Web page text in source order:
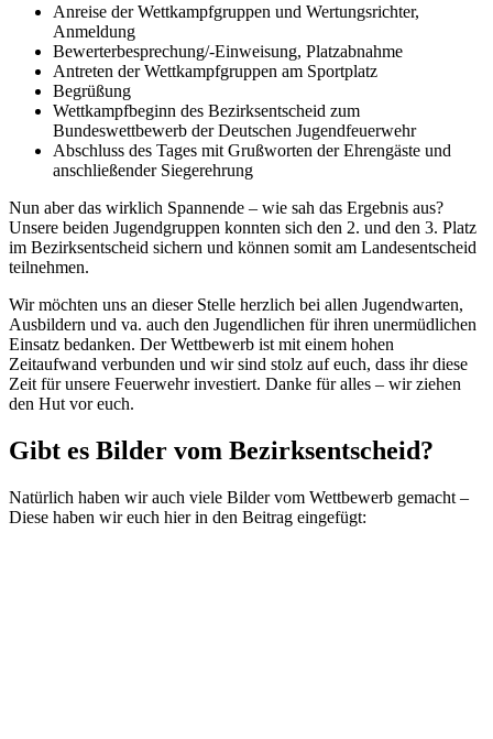
Anreise der Wettkampfgruppen und Wertungsrichter,
Anmeldung
Bewerterbesprechung/-Einweisung, Platzabnahme
Antreten der Wettkampfgruppen am Sportplatz
Begrüßung
Wettkampfbeginn des Bezirksentscheid zum
Bundeswettbewerb der Deutschen Jugendfeuerwehr
Abschluss des Tages mit Grußworten der Ehrengäste und
anschließender Siegerehrung
Nun aber das wirklich Spannende – wie sah das Ergebnis aus?
Unsere beiden Jugendgruppen konnten sich den 2. und den 3. Platz
im Bezirksentscheid sichern und können somit am Landesentscheid
teilnehmen.
Wir möchten uns an dieser Stelle herzlich bei allen Jugendwarten,
Ausbildern und va. auch den Jugendlichen für ihren unermüdlichen
Einsatz bedanken. Der Wettbewerb ist mit einem hohen
Zeitaufwand verbunden und wir sind stolz auf euch, dass ihr diese
Zeit für unsere Feuerwehr investiert. Danke für alles – wir ziehen
den Hut vor euch.
Gibt es Bilder vom Bezirksentscheid?
Natürlich haben wir auch viele Bilder vom Wettbewerb gemacht –
Diese haben wir euch hier in den Beitrag eingefügt: